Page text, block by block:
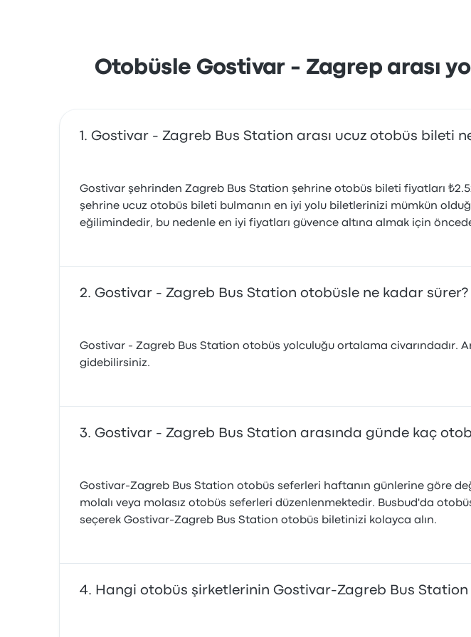
Otobüsle Gostivar - Zagrep arası
Gostivar - Zagreb Bus Station arası ucuz otobüs bileti
Gostivar şehrinden Zagreb Bus Station şehrine otobüs bileti fiyatları
şehrine ucuz otobüs bileti bulmanın en iyi yolu biletlerinizi mümkün
eğilimindedir, bu nedenle en iyi fiyatları güvence altına almak için
Gostivar - Zagreb Bus Station otobüsle ne kadar sürer?
Gostivar - Zagreb Bus Station otobüs yolculuğu ortalama civarındadır.
gidebilirsiniz.
Gostivar - Zagreb Bus Station arasında günde kaç
Gostivar-Zagreb Bus Station otobüs seferleri haftanın günlerine göre
molalı veya molasız otobüs seferleri düzenlenmektedir. Busbud'da
seçerek Gostivar-Zagreb Bus Station otobüs biletinizi kolayca alın.
Hangi otobüs şirketlerinin Gostivar-Zagreb Bus Station